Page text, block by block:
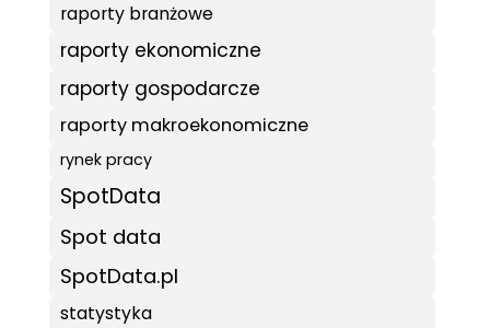
raporty branżowe
raporty ekonomiczne
raporty gospodarcze
raporty makroekonomiczne
rynek pracy
SpotData
Spot data
SpotData.pl
statystyka